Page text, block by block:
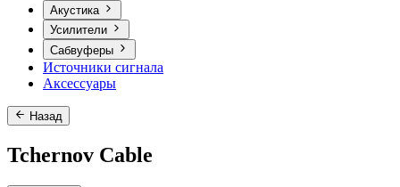
Акустика
Усилители
Сабвуферы
Источники сигнала
Аксессуары
Назад
Tchernov Cable